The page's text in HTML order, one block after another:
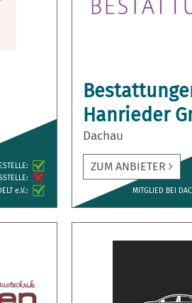
e.V.:
Hanrieder
Dachau
ZUM ANBIETER
MITGLIED BEI